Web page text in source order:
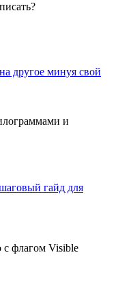
другое минуя свой
и
гайд для
с флагом Visible